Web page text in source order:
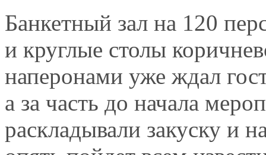
Банкетный зал на 120
и круглые столы
наперонами уже ждал
а за часть до начала
раскладывали закуску и